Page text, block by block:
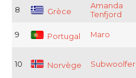
8 Grèce
Amanda
Tenfjord
9 Portugal Maro
10 Norvège Subwoolfer